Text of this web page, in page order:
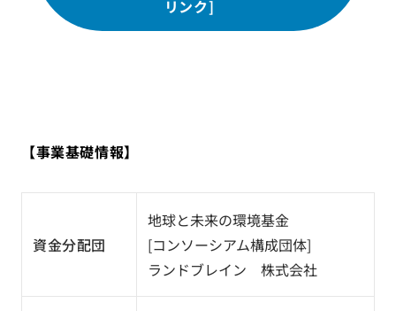
リンク]
【事業基礎情報】
資金分配団
地球と未来の環境基金
[コンソーシアム構成団体]
ランドブレイン 株式会社